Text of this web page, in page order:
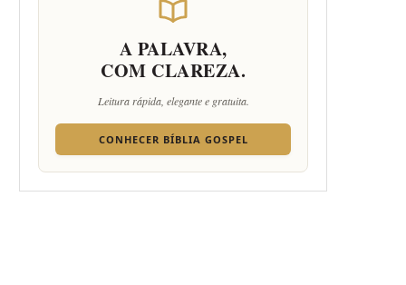
A PALAVRA,
COM CLAREZA.
Leitura rápida, elegante e gratuita.
CONHECER BÍBLIA GOSPEL